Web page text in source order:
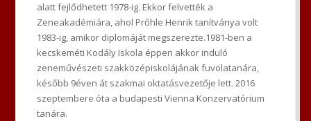
alatt fejlődhetett 1978-ig. Ekkor felvették a
Zeneakadémiára, ahol Prőhle Henrik tanítványa volt
1983-ig, amikor diplomáját megszerezte.1981-ben a
kecskeméti Kodály Iskola éppen akkor induló
zeneművészeti szakközépiskolájának fuvolatanára,
később 9éven át szakmai oktatásvezetője lett. 2016
szeptembere óta a budapesti Vienna Konzervatórium
tanára.